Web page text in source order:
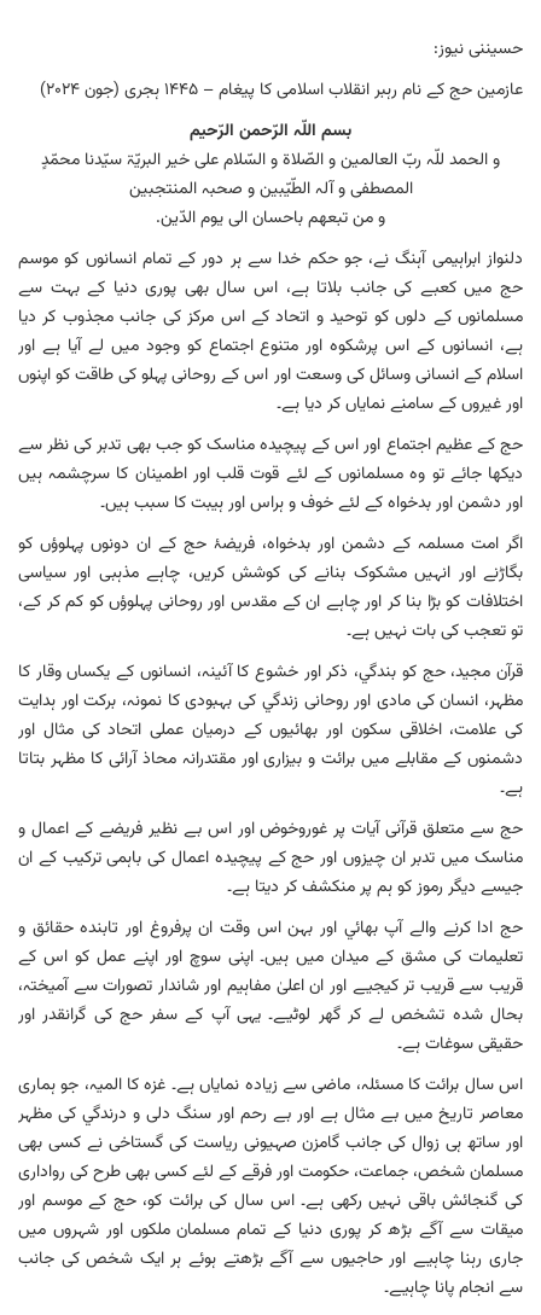
حسیننی نیوز:
عازمین حج کے نام رہبر انقلاب اسلامی کا پیغام – ۱۴۴۵ ہجری (جون ۲۰۲۴)
بسم اللّہ الرّحمن الرّحیم
و الحمد للّہ ربّ العالمین و الصّلاۃ و السّلام علی خیر البریّۃ سیّدنا محمّدٍ
المصطفی و آلہ الطّیّبین و صحبہ المنتجبین
و من تبعھم باحسان الی یوم الدّین.
دلنواز ابراہیمی آہنگ نے، جو حکم خدا سے ہر دور کے تمام انسانوں کو موسم
حج میں کعبے کی جانب بلاتا ہے، اس سال بھی پوری دنیا کے بہت سے
مسلمانوں کے دلوں کو توحید و اتحاد کے اس مرکز کی جانب مجذوب کر دیا
ہے، انسانوں کے اس پرشکوہ اور متنوع اجتماع کو وجود میں لے آيا ہے اور
اسلام کے انسانی وسائل کی وسعت اور اس کے روحانی پہلو کی طاقت کو اپنوں
اور غیروں کے سامنے نمایاں کر دیا ہے۔
حج کے عظیم اجتماع اور اس کے پیچیدہ مناسک کو جب بھی تدبر کی نظر سے
دیکھا جائے تو وہ مسلمانوں کے لئے قوت قلب اور اطمینان کا سرچشمہ ہیں
اور دشمن اور بدخواہ کے لئے خوف و ہراس اور ہیبت کا سبب ہیں۔
اگر امت مسلمہ کے دشمن اور بدخواہ، فریضۂ حج کے ان دونوں پہلوؤں کو
بگاڑنے اور انہیں مشکوک بنانے کی کوشش کریں، چاہے مذہبی اور سیاسی
اختلافات کو بڑا بنا کر اور چاہے ان کے مقدس اور روحانی پہلوؤں کو کم کر کے،
تو تعجب کی بات نہیں ہے۔
قرآن مجید، حج کو بندگي، ذکر اور خشوع کا آئینہ، انسانوں کے یکساں وقار کا
مظہر، انسان کی مادی اور روحانی زندگي کی بہبودی کا نمونہ، برکت اور ہدایت
کی علامت، اخلاقی سکون اور بھائيوں کے درمیان عملی اتحاد کی مثال اور
دشمنوں کے مقابلے میں برائت و بیزاری اور مقتدرانہ محاذ آرائی کا مظہر بتاتا
ہے۔
حج سے متعلق قرآنی آيات پر غوروخوض اور اس بے نظیر فریضے کے اعمال و
مناسک میں تدبر ان چیزوں اور حج کے پیچیدہ اعمال کی باہمی ترکیب کے ان
جیسے دیگر رموز کو ہم پر منکشف کر دیتا ہے۔
حج ادا کرنے والے آپ بھائي اور بہن اس وقت ان پرفروغ اور تابندہ حقائق و
تعلیمات کی مشق کے میدان میں ہیں۔ اپنی سوچ اور اپنے عمل کو اس کے
قریب سے قریب تر کیجیے اور ان اعلیٰ مفاہیم اور شاندار تصورات سے آمیختہ،
بحال شدہ تشخص لے کر گھر لوٹیے۔ یہی آپ کے سفر حج کی گرانقدر اور
حقیقی سوغات ہے۔
اس سال برائت کا مسئلہ، ماضی سے زیادہ نمایاں ہے۔ غزہ کا المیہ، جو ہماری
معاصر تاریخ میں بے مثال ہے اور بے رحم اور سنگ دلی و درندگي کی مظہر
اور ساتھ ہی زوال کی جانب گامزن صہیونی ریاست کی گستاخی نے کسی بھی
مسلمان شخص، جماعت، حکومت اور فرقے کے لئے کسی بھی طرح کی رواداری
کی گنجائش باقی نہیں رکھی ہے۔ اس سال کی برائت کو، حج کے موسم اور
میقات سے آگے بڑھ کر پوری دنیا کے تمام مسلمان ملکوں اور شہروں میں
جاری رہنا چاہیے اور حاجیوں سے آگے بڑھتے ہوئے ہر ایک شخص کی جانب
سے انجام پانا چاہیے۔